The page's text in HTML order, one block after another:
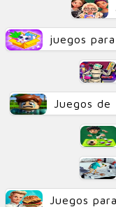
juegos
Juegos de
Juegos